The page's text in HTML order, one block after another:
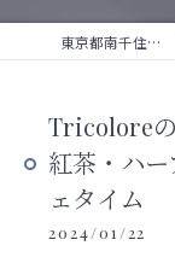
東京都南千住駅のカフェならTricolore
Tricoloreの
紅茶・ハ
ェタイム
2024/01/22